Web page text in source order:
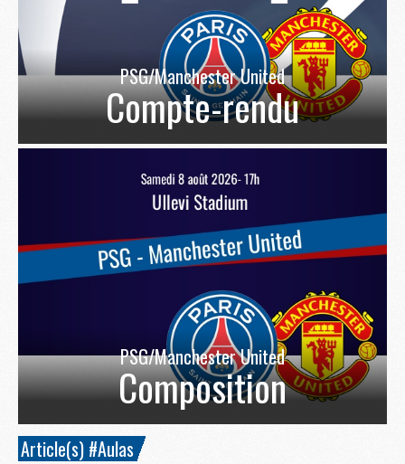
PSG/Manchester United
Compte-rendu
PSG/Manchester United
Composition
Article(s) #Aulas